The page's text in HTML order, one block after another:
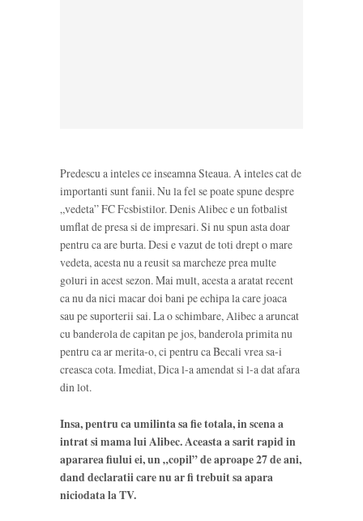
Predescu a inteles ce inseamna Steaua. A inteles cat de
importanti sunt fanii. Nu la fel se poate spune despre
„vedeta” FC Fcsbistilor. Denis Alibec e un fotbalist
umflat de presa si de impresari. Si nu spun asta doar
pentru ca are burta. Desi e vazut de toti drept o mare
vedeta, acesta nu a reusit sa marcheze prea multe
goluri in acest sezon. Mai mult, acesta a aratat recent
ca nu da nici macar doi bani pe echipa la care joaca
sau pe suporterii sai. La o schimbare, Alibec a aruncat
cu banderola de capitan pe jos, banderola primita nu
pentru ca ar merita-o, ci pentru ca Becali vrea sa-i
creasca cota. Imediat, Dica l-a amendat si l-a dat afara
din lot.
Insa, pentru ca umilinta sa fie totala, in scena a
intrat si mama lui Alibec. Aceasta a sarit rapid in
apararea fiului ei, un „copil” de aproape 27 de ani,
dand declaratii care nu ar fi trebuit sa apara
niciodata la TV.